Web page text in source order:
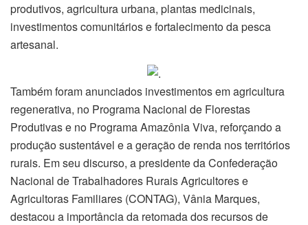
produtivos, agricultura urbana, plantas medicinais,
investimentos comunitários e fortalecimento da pesca
artesanal.
Também foram anunciados investimentos em agricultura
regenerativa, no Programa Nacional de Florestas
Produtivas e no Programa Amazônia Viva, reforçando a
produção sustentável e a geração de renda nos territórios
rurais. Em seu discurso, a presidente da Confederação
Nacional de Trabalhadores Rurais Agricultores e
Agricultoras Familiares (CONTAG), Vânia Marques,
destacou a importância da retomada dos recursos de